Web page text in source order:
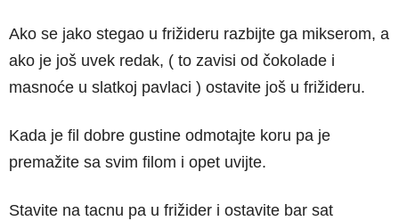
Ako se jako stegao u frižideru razbijte ga mikserom, a
ako je još uvek redak, ( to zavisi od čokolade i
masnoće u slatkoj pavlaci ) ostavite još u frižideru.
Kada je fil dobre gustine odmotajte koru pa je
premažite sa svim filom i opet uvijte.
Stavite na tacnu pa u frižider i ostavite bar sat